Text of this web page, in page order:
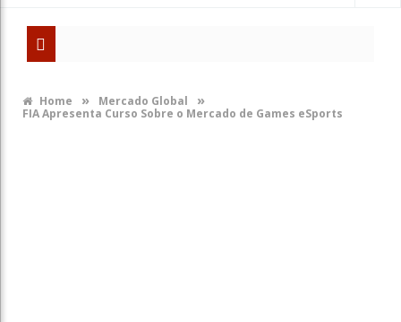
Home » Mercado Global »
FIA Apresenta Curso Sobre o Mercado de Games eSports